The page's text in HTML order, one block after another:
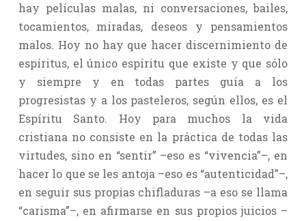
hay películas malas, ni conversaciones, bailes,
tocamientos, miradas, deseos y pensamientos
malos. Hoy no hay que hacer discernimiento de
espíritus, el único espíritu que existe y que sólo
y siempre y en todas partes guía a los
progresistas y a los pasteleros, según ellos, es el
Espíritu Santo. Hoy para muchos la vida
cristiana no consiste en la práctica de todas las
virtudes, sino en “sentir” –eso es “vivencia”–, en
hacer lo que se les antoja –eso es “autenticidad”–,
en seguir sus propias chifladuras –a eso se llama
“carisma”–, en afirmarse en sus propios juicios –